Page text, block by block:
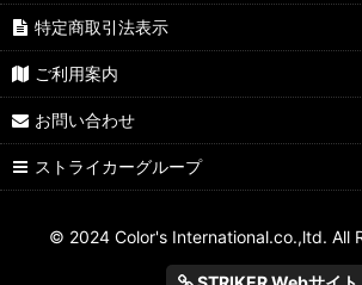
特定商取引法表示
ご利用案内
お問い合わせ
ストライカーグループ
© 2024 Color's International.co.,ltd. All